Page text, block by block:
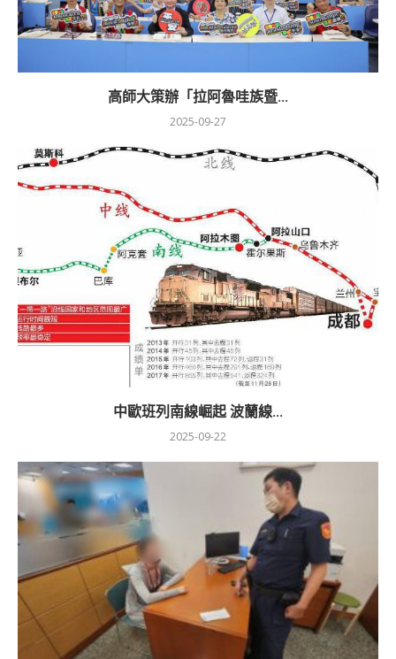
高師大策辦「拉阿魯哇族暨...
2025-09-27
中歐班列南線崛起 波蘭線...
2025-09-22